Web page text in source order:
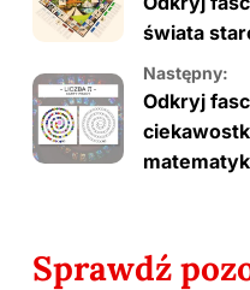
świata
Następny:
Odkryj
Sprawdź